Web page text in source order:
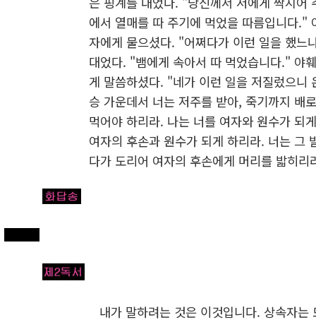
에서 열매를 따 주기에 먹었을 따름입니다."
자에게 물으셨다. "어쩌다가 이런 일을 했느
대었다. "뱀에게 속아서 따 먹었습니다." 야
게 말씀하셨다. "네가 이런 일을 저질렀으니
승 가운데서 너는 저주를 받아, 죽기까지 배
먹어야 하리라. 나는 너를 여자와 원수가 되
여자의 후손과 원수가 되게 하리라. 너는 그
다가 도리어 여자의 후손에게 머리를 밟히리
내가 말하려는 것은 이것입니다. 상속자는